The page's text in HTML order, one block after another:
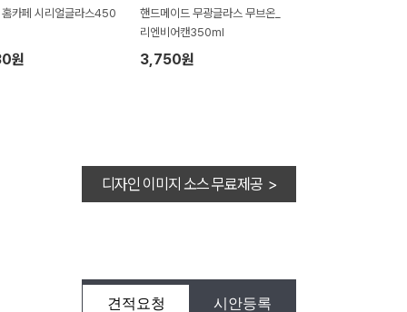
카페 시리얼글라스450
원
핸드메이드 무광글라스 무브온_
리엔비어캔350ml
3,750원
디자인 이미지 소스 무료제공 >
견적요청 시안등록